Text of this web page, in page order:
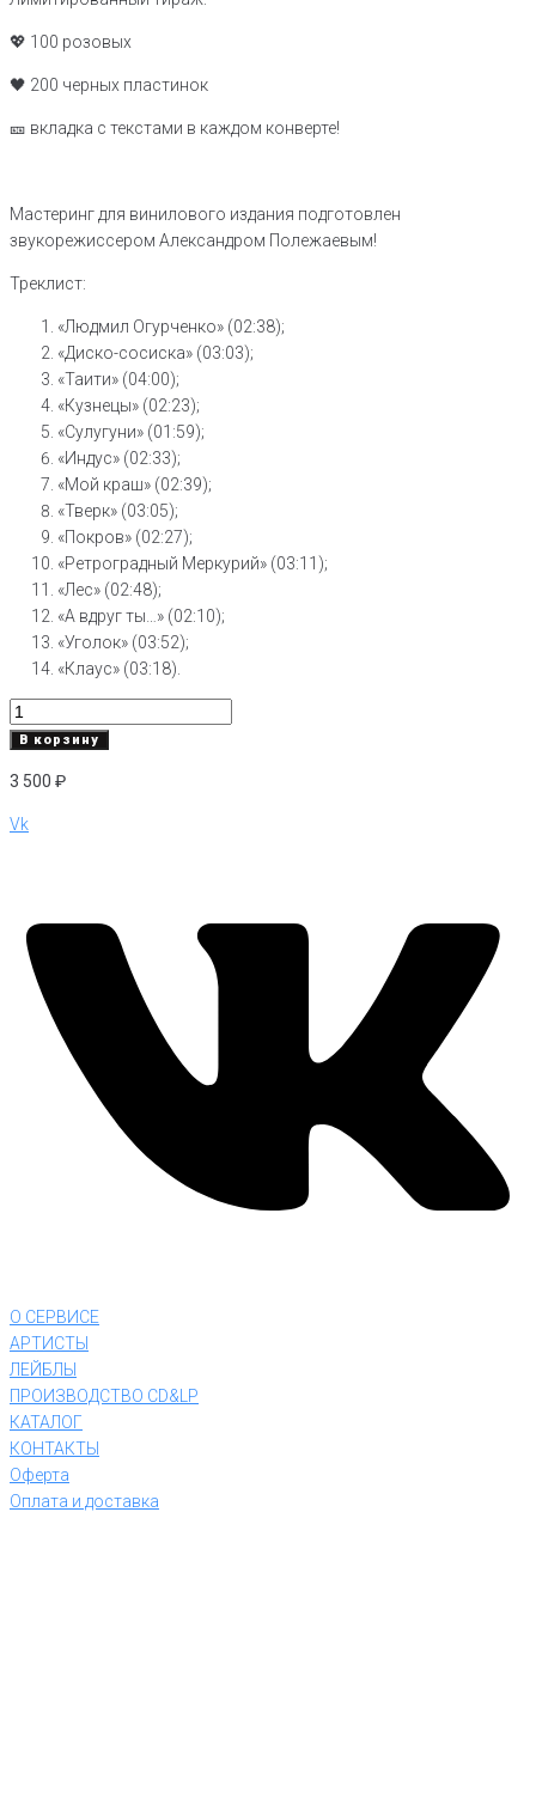
💖 100 розовых
🖤 200 черных пластинок
🎫 вкладка с текстами в каждом конверте!
Мастеринг для винилового издания подготовлен
звукорежиссером Александром Полежаевым!
Треклист:
«Людмил Огурченко» (02:38);
«Диско-сосиска» (03:03);
«Таити» (04:00);
«Кузнецы» (02:23);
«Сулугуни» (01:59);
«Индус» (02:33);
«Мой краш» (02:39);
«Тверк» (03:05);
«Покров» (02:27);
«Ретроградный Меркурий» (03:11);
«Лес» (02:48);
«А вдруг ты…» (02:10);
«Уголок» (03:52);
«Клаус» (03:18).
Количество
товара
на
воробушке
В корзину
3 500 ₽
Vk
О СЕРВИСЕ
АРТИСТЫ
ЛЕЙБЛЫ
ПРОИЗВОДСТВО CD&LP
КАТАЛОГ
КОНТАКТЫ
Оферта
Оплата и доставка